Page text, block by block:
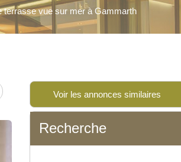
terrasse vue sur mer à Gammarth
Voir les annonces similaires
Recherche